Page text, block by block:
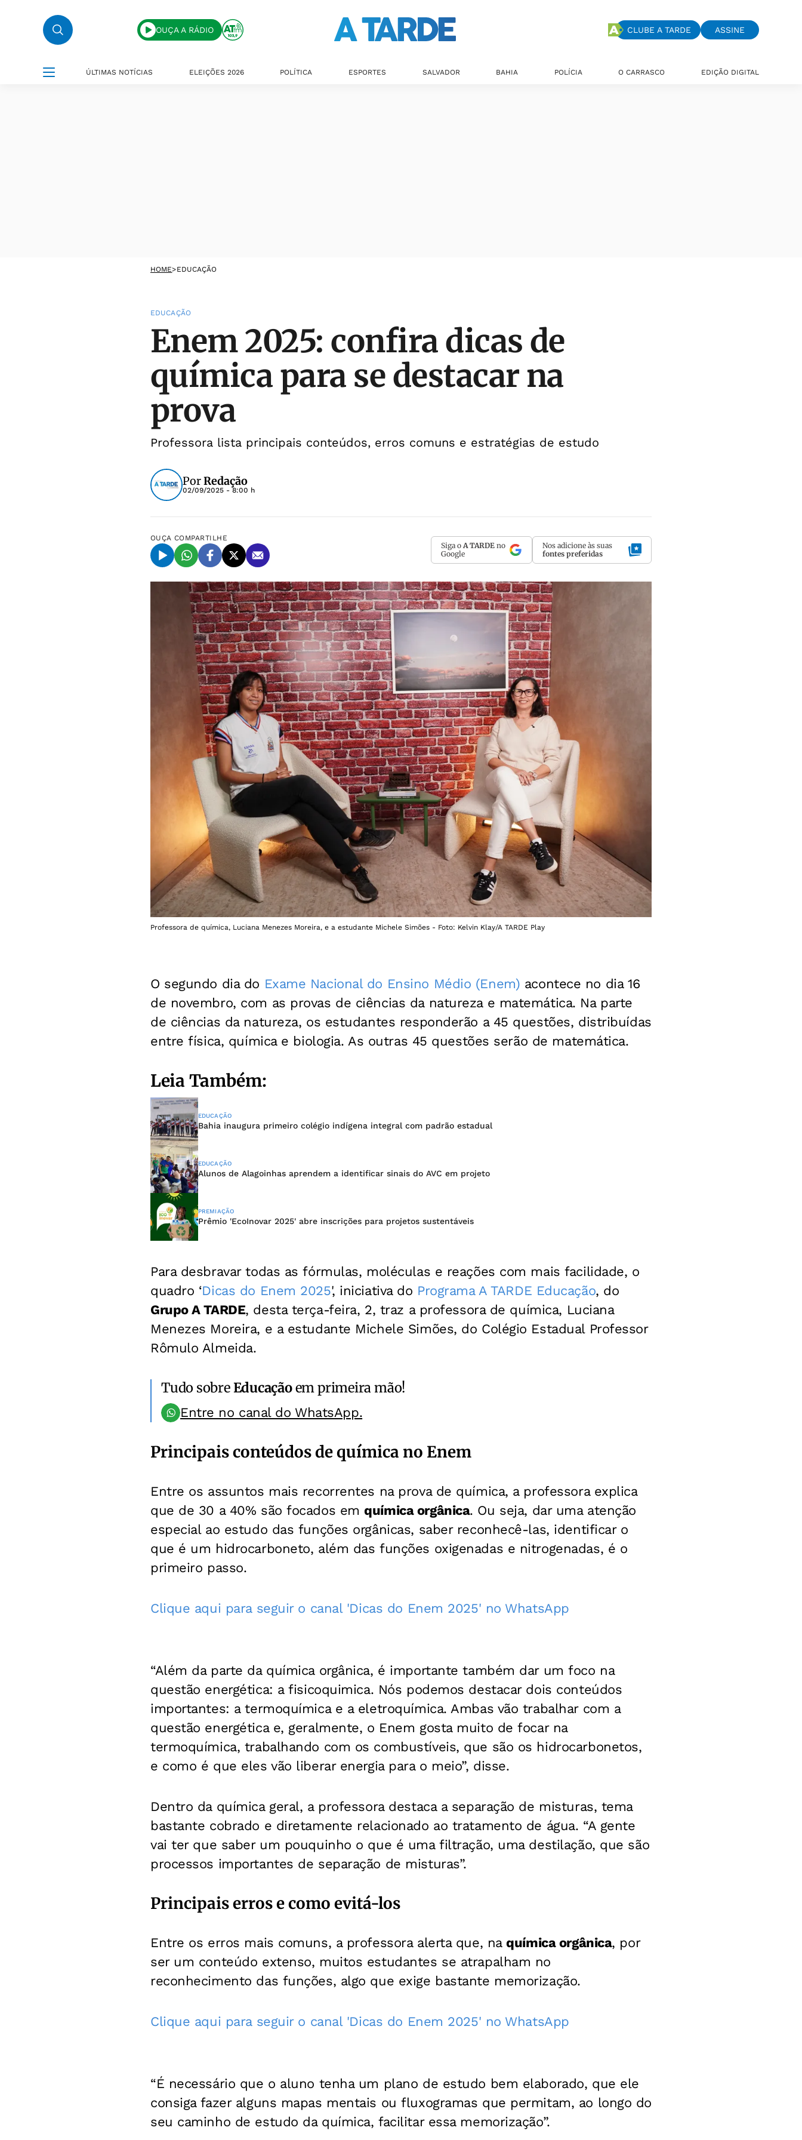
OUÇA A RÁDIO CLUBE A TARDE ASSINE
ÚLTIMAS NOTÍCIAS ELEIÇÕES 2026 POLÍTICA ESPORTES SALVADOR BAHIA POLÍCIA O CARRASCO EDIÇÃO DIGITAL
HOME>EDUCAÇÃO
EDUCAÇÃO
Enem 2025: confira dicas de
química para se destacar na
prova
Professora lista principais conteúdos, erros comuns e estratégias de estudo
PorRedação
02/09/2025 - 8:00 h
OUÇA COMPARTILHE
Siga o A TARDE no
Google
Nos adicione às suas
fontes preferidas
Professora de química, Luciana Menezes Moreira, e a estudante Michele Simões - Foto: Kelvin Klay/A TARDE Play
O segundo dia do Exame Nacional do Ensino Médio (Enem) acontece no dia 16
de novembro, com as provas de ciências da natureza e matemática. Na parte
de ciências da natureza, os estudantes responderão a 45 questões, distribuídas
entre física, química e biologia. As outras 45 questões serão de matemática.
Leia Também:
EDUCAÇÃO
Bahia inaugura primeiro colégio indígena integral com padrão estadual
EDUCAÇÃO
Alunos de Alagoinhas aprendem a identificar sinais do AVC em projeto
PREMIAÇÃO
Prêmio 'EcoInovar 2025' abre inscrições para projetos sustentáveis
Para desbravar todas as fórmulas, moléculas e reações com mais facilidade, o
quadro ‘Dicas do Enem 2025', iniciativa do Programa A TARDE Educação, do
Grupo A TARDE, desta terça-feira, 2, traz a professora de química, Luciana
Menezes Moreira, e a estudante Michele Simões, do Colégio Estadual Professor
Rômulo Almeida.
Tudo sobreEducaçãoem primeira mão!
Entre no canal do WhatsApp.
Principais conteúdos de química no Enem
Entre os assuntos mais recorrentes na prova de química, a professora explica
que de 30 a 40% são focados emquímica orgânica. Ou seja, dar uma atenção
especial ao estudo das funções orgânicas, saber reconhecê-las, identificar o
que é um hidrocarboneto, além das funções oxigenadas e nitrogenadas, é o
primeiro passo.
Clique aqui para seguir o canal 'Dicas do Enem 2025' no WhatsApp
“Além da parte da química orgânica, é importante também dar um foco na
questão energética: a fisicoquimica. Nós podemos destacar dois conteúdos
importantes: a termoquímica e a eletroquímica. Ambas vão trabalhar com a
questão energética e, geralmente, o Enem gosta muito de focar na
termoquímica, trabalhando com os combustíveis, que são os hidrocarbonetos,
e como é que eles vão liberar energia para o meio”, disse.
Dentro da química geral, a professora destaca a separação de misturas, tema
bastante cobrado e diretamente relacionado ao tratamento de água. “A gente
vai ter que saber um pouquinho o que é uma filtração, uma destilação, que são
processos importantes de separação de misturas”.
Principais erros e como evitá-los
Entre os erros mais comuns, a professora alerta que, naquímica orgânica, por
ser um conteúdo extenso, muitos estudantes se atrapalham no
reconhecimento das funções, algo que exige bastante memorização.
Clique aqui para seguir o canal 'Dicas do Enem 2025' no WhatsApp
“É necessário que o aluno tenha um plano de estudo bem elaborado, que ele
consiga fazer alguns mapas mentais ou fluxogramas que permitam, ao longo do
seu caminho de estudo da química, facilitar essa memorização”.